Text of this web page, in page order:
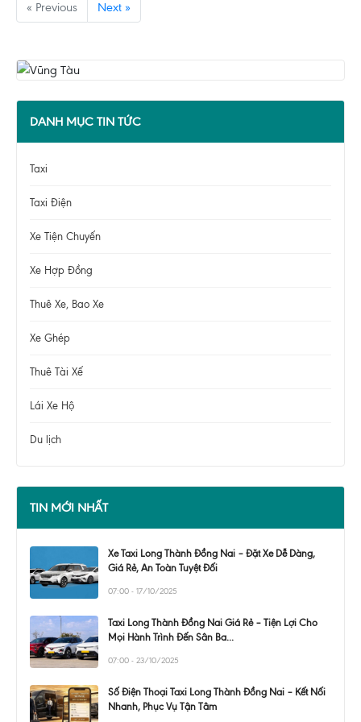
« Previous Next »
DANH MỤC TIN TỨC
Taxi
Taxi Điện
Xe Tiện Chuyến
Xe Hợp Đồng
Thuê Xe, Bao Xe
Xe Ghép
Thuê Tài Xế
Lái Xe Hộ
Du lịch
TIN MỚI NHẤT
Xe Taxi Long Thành Đồng Nai – Đặt Xe Dễ Dàng,
Giá Rẻ, An Toàn Tuyệt Đối
07:00 - 17/10/2025
Taxi Long Thành Đồng Nai Giá Rẻ – Tiện Lợi Cho
Mọi Hành Trình Đến Sân Ba...
07:00 - 23/10/2025
Số Điện Thoại Taxi Long Thành Đồng Nai – Kết Nối
Nhanh, Phục Vụ Tận Tâm